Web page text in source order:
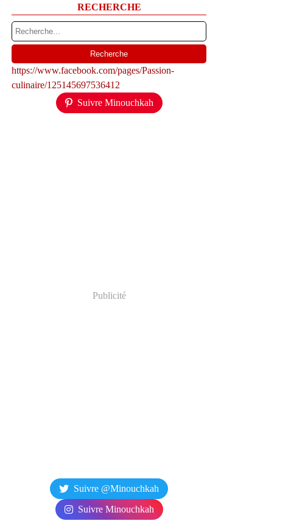
RECHERCHE
https://www.facebook.com/pages/Passion-
culinaire/125145697536412
Suivre Minouchkah
Publicité
Suivre @Minouchkah
Suivre Minouchkah